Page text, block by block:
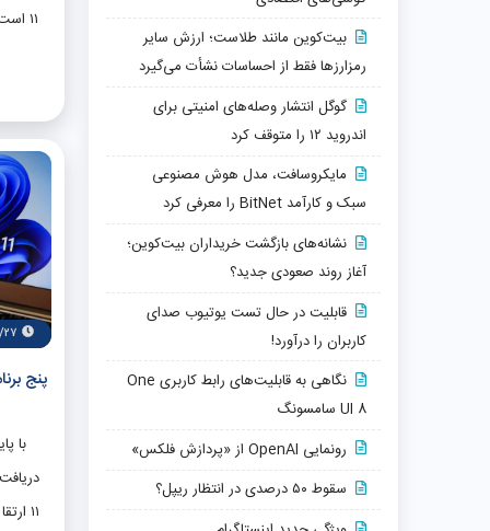
بیت‌کوین مانند طلاست؛ ارزش سایر
رمزارزها فقط از احساسات نشأت می‌گیرد
گوگل انتشار وصله‌های امنیتی برای
اندروید ۱۲ را متوقف کرد
مایکروسافت، مدل هوش مصنوعی
سبک و کارآمد BitNet را معرفی کرد
نشانه‌های بازگشت خریداران بیت‌کوین؛
آغاز روند صعودی جدید؟
قابلیت در حال تست یوتیوب صدای
کاربران را درآورد!
نگاهی به قابلیت‌های رابط کاربری One
UI 8 سامسونگ
رونمایی OpenAI از «پردازش فلکس»
سقوط ۵۰ درصدی در انتظار ریپل؟
۱۱
و
پنج
۱۱